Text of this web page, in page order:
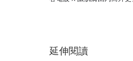
延伸閱讀